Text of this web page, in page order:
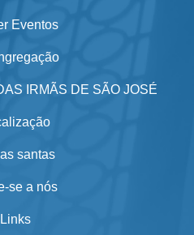
Eventos
IRMÃS DE SÃO JOSÉ
santas
se a nós
Links